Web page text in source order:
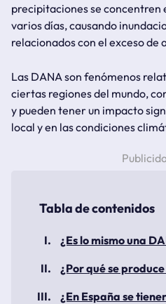
precipitaciones se concentren
varios días, causando
relacionados con el exceso de
Las DANA son fenómenos
ciertas regiones del mundo,
y pueden tener un impacto
local y en las condiciones
¿Es lo mismo una
¿Por qué se
¿En España se